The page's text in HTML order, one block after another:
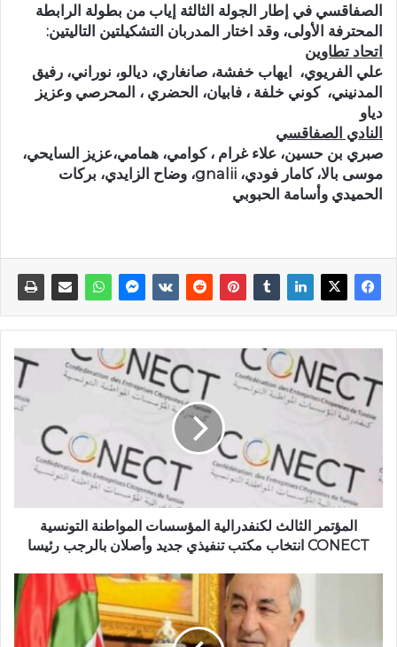
الصفاقسي في إطار الجولة الثالثة إياب من بطولة الرابطة
المحترفة الأولى، وقد اختار المدربان التشكيلتين التاليتين:
اتحاد تطاوين
علي الفريوي، ايهاب خفشة، صانغاري، ديالو، نوراني، رفيق
المدنيني، كوني خلفة ، فابيان، الحضري ، المحرصي وعزيز
دياو
النادي الصفاقسي
صبري بن حسين، علاء غرام ، كوامي، همامي،عزيز السايحي،
موسى بالا، كامار فودي، gnalii، وضاح الزايدي، بركات
الحميدي وأسامة الحبوبي
المؤتمر الثالث لكنفدرالية المؤسسات المواطنة التونسية
CONECT انتخاب مكتب تنفيذي جديد وأصلان بالرجب رئيسا